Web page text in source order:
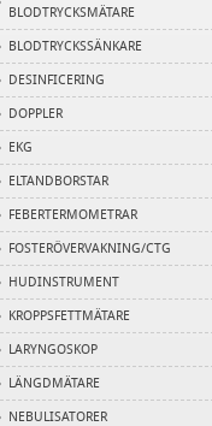
BLODTRYCKSMÄTARE
BLODTRYCKSSÄNKARE
DESINFICERING
DOPPLER
EKG
ELTANDBORSTAR
FEBERTERMOMETRAR
FOSTERÖVERVAKNING/CTG
HUDINSTRUMENT
KROPPSFETTMÄTARE
LARYNGOSKOP
LÄNGDMÄTARE
NEBULISATORER